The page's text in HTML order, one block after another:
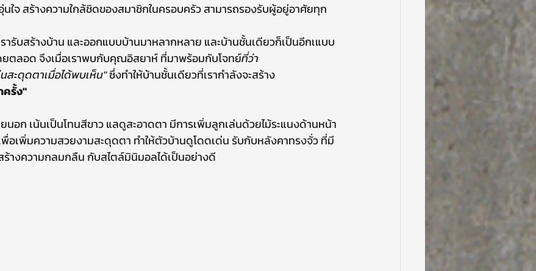
ใจ สร้างความใกล้ชิดของสมาชิกในครอบครัว สามารถรองรับผู้อยู่อาศัยทุก
รารับสร้างบ้าน และออกแบบบ้านมาหลากหลาย และบ้านชั้นเดียวก็เป็นอีกเแบบ
ยตลอด จึงเมื่อเราพบกับคุณอิสยาห์ ที่มาพร้อมกับโจทย์ที่ว่า
สะดุดตาเมื่อได้พบเห็น" ซึ่งทำให้บ้านชั้นเดียวที่เรากำลังจะสร้าง
ครั้ง"
อเพิ่มความสวยงามสะดุดตา ทำให้ตัวบ้านดูโดดเด่น รับกับหลังคาทรงจั่ว ที่มี
ร้างความกลมกลืน กับสไตล์มินิมอลได้เป็นอย่างดี